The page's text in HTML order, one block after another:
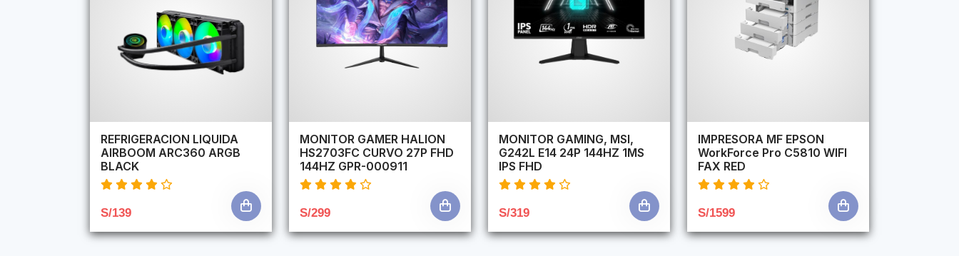
REFRIGERACION LIQUIDA
AIRBOOM ARC360 ARGB
BLACK
S/139
MONITOR GAMER HALION
HS2703FC CURVO 27P FHD
144HZ GPR-000911
S/299
MONITOR GAMING, MSI,
G242L E14 24P 144HZ 1MS
IPS FHD
S/319
IMPRESORA MF EPSON
WorkForce Pro C5810 WIFI
FAX RED
S/1599